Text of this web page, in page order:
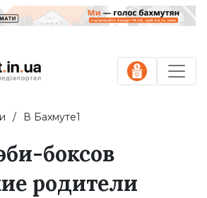
В Бахмуте1
боксов
родители